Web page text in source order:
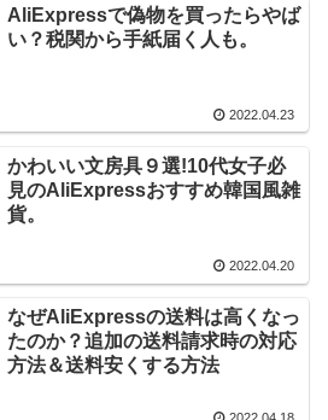
AliExpressで偽物を買ったらやば
い？税関から手紙届く人も。
2022.04.23
かわいい文房具９選!10代女子必
見のAliExpressおすすめ韓国風雑
貨。
2022.04.20
なぜAliExpressの送料は高くなっ
たのか？追加の送料請求時の対応
方法＆送料安くする方法
2022.04.18